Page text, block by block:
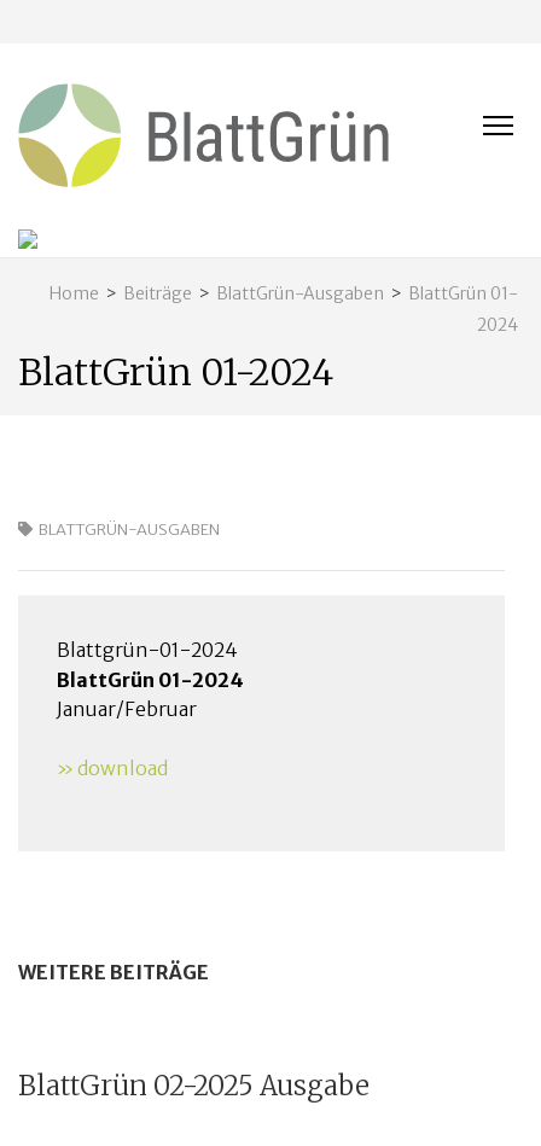
Home > Beiträge > BlattGrün-Ausgaben > BlattGrün 01-
2024
BlattGrün 01-2024
BLATTGRÜN-AUSGABEN
Blattgrün-01-2024
BlattGrün 01-2024
Januar/Februar
» download
WEITERE BEITRÄGE
BlattGrün 02-2025 Ausgabe